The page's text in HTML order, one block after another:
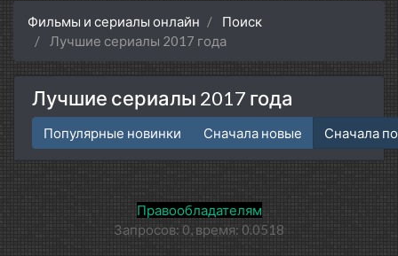
Фильмы и сериалы онлайн
Поиск
Лучшие сериалы 2017 года
Лучшие сериалы 2017 года
Популярные новинки Сначала новые Сначала
Правообладателям
Запросов: 0, время: 0.0518